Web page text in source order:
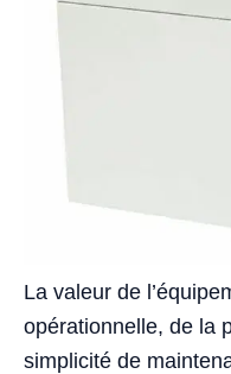
La valeur de
opérationnelle, de la
simplicité de